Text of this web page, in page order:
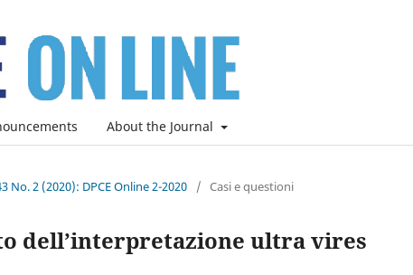
About the Journal
No. 2 (2020): DPCE Online 2-2020 / Casi e questioni
dell’interpretazione ultra vires